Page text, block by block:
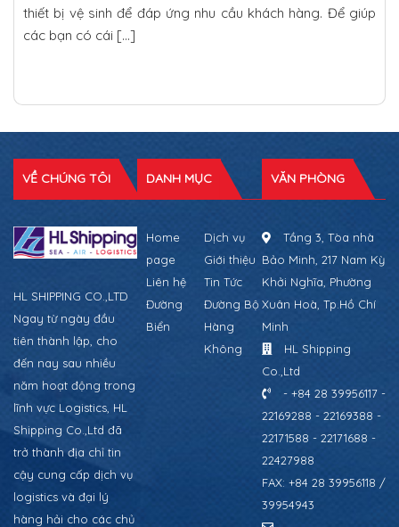
thiết bị vệ sinh để đáp ứng nhu cầu khách hàng. Để giúp
các bạn có cái […]
VỀ CHÚNG TÔI
HL SHIPPING CO.,LTD
Ngay từ ngày đầu
tiên thành lập, cho
đến nay sau nhiều
năm hoạt động trong
lĩnh vực Logistics, HL
Shipping Co.,Ltd đã
trở thành địa chỉ tin
cậy cung cấp dịch vụ
logistics và đại lý
hàng hải cho các chủ
DANH MỤC
Home
page
Dịch vụ
Giới thiệu
Liên hệ
Tin Tức
Đường
Biển
Đường Bộ
Hàng
Không
VĂN PHÒNG
Tầng 3, Tòa nhà
Bảo Minh, 217 Nam Kỳ
Khởi Nghĩa, Phường
Xuân Hoà, Tp.Hồ Chí
Minh
HL Shipping
Co.,Ltd
- +84 28 39956117 -
22169288 - 22169388 -
22171588 - 22171688 -
22427988
FAX: +84 28 39956118 /
39954943